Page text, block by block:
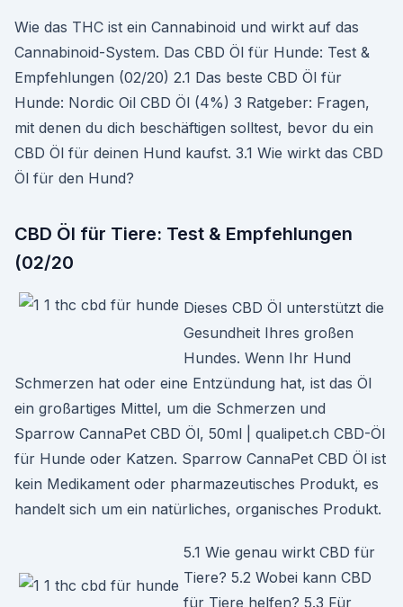
Wie das THC ist ein Cannabinoid und wirkt auf das
Cannabinoid-System. Das CBD Öl für Hunde: Test &
Empfehlungen (02/20) 2.1 Das beste CBD Öl für
Hunde: Nordic Oil CBD Öl (4%) 3 Ratgeber: Fragen,
mit denen du dich beschäftigen solltest, bevor du ein
CBD Öl für deinen Hund kaufst. 3.1 Wie wirkt das CBD
Öl für den Hund?
CBD Öl für Tiere: Test & Empfehlungen
(02/20
Dieses CBD Öl unterstützt die
Gesundheit Ihres großen
Hundes. Wenn Ihr Hund
Schmerzen hat oder eine Entzündung hat, ist das Öl
ein großartiges Mittel, um die Schmerzen und
Sparrow CannaPet CBD Öl, 50ml | qualipet.ch CBD-Öl
für Hunde oder Katzen. Sparrow CannaPet CBD Öl ist
kein Medikament oder pharmazeutisches Produkt, es
handelt sich um ein natürliches, organisches Produkt.
5.1 Wie genau wirkt CBD für
Tiere? 5.2 Wobei kann CBD
für Tiere helfen? 5.3 Für